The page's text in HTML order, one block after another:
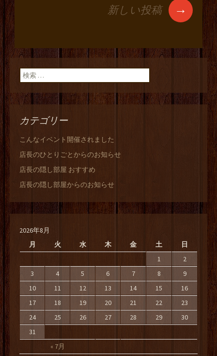
新しい投稿 →
検索:
カテゴリー
こんなイベント開催されました
店長のひとりごとからのお知らせ
店長の隠し部屋 おすすめ
店長の隠し部屋からのお知らせ
2026年8月
月
火 水 木 金 土 日
« 7月
1
2
3
4 5 6 7 8
9
10
11 12 13 14 15
16
17
18 19 20 21 22
23
24
25 26 27 28 29
30
31